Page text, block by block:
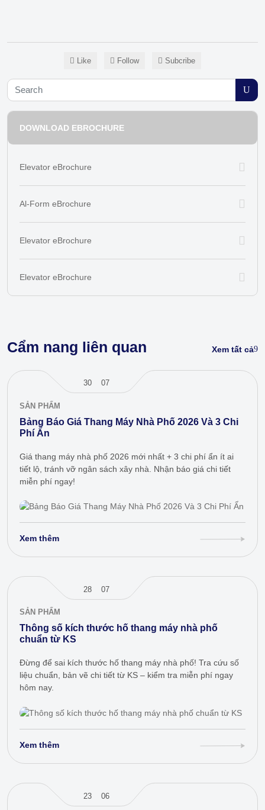
Like Follow Subcribe
DOWNLOAD EBROCHURE
Elevator eBrochure
Al-Form eBrochure
Elevator eBrochure
Elevator eBrochure
Cẩm nang liên quan Xem tất cả
30 07
SẢN PHẨM
Bảng Báo Giá Thang Máy Nhà Phố 2026 Và 3 Chi
Phí Ẩn
Giá thang máy nhà phố 2026 mới nhất + 3 chi phí ẩn ít ai
tiết lộ, tránh vỡ ngân sách xây nhà. Nhận báo giá chi tiết
miễn phí ngay!
Xem thêm
28 07
SẢN PHẨM
Thông số kích thước hố thang máy nhà phố
chuẩn từ KS
Đừng để sai kích thước hố thang máy nhà phố! Tra cứu số
liệu chuẩn, bản vẽ chi tiết từ KS – kiểm tra miễn phí ngay
hôm nay.
Xem thêm
23 06